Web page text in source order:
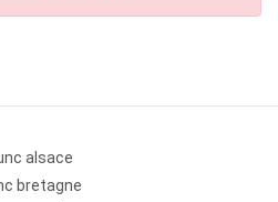
alsace
bretagne